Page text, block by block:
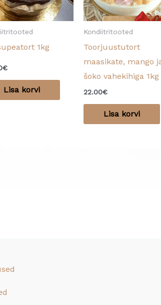
1kg
€
Lisa korvi
Kondiitritooted
Toorjuustutort
maasikate, mango
šoko vahekihiga 1kg
22.00€
Lisa korvi